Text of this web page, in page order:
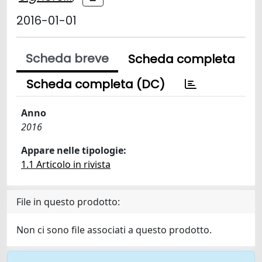
2016-01-01
Scheda breve
Scheda completa
Scheda completa (DC)
Anno
2016
Appare nelle tipologie:
1.1 Articolo in rivista
File in questo prodotto:
Non ci sono file associati a questo prodotto.